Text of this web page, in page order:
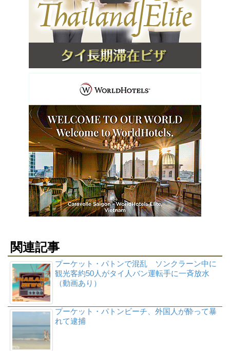
関連記事
プーケット・パトンで混乱 ソンクラーン中に
観光客約50人がタイ人バン運転手に一斉放水
（動画あり）
プーケット・パトンビーチ、外国人が酔って暴
れて逮捕